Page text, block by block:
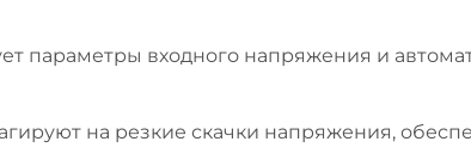
параметры входного напряжения и
на резкие скачки напряжения,